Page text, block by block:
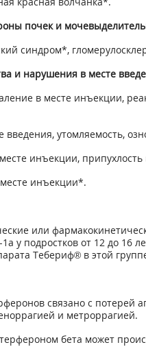
почек и
синдром*,
и нарушения в месте
в месте инъекции,
введения, утомляемость,
инъекции,
инъекции*.
или
у подростков от 12 до 16
Тебериф® в этой
связано с потерей
и метроррагией.
бета может